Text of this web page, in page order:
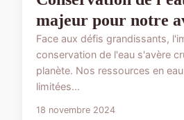
majeur pour notre
Face aux défis grandissants,
conservation de l'eau s'avère
planète. Nos ressources en
limitées...
18 novembre 2024